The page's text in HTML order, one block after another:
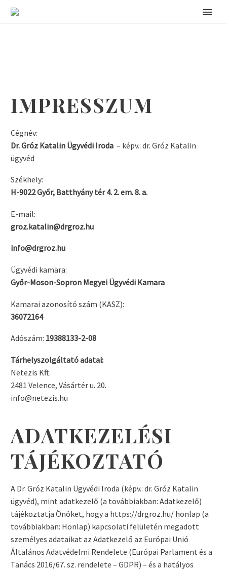
IMPRESSZUM
Cégnév:
Dr. Gróz Katalin Ügyvédi Iroda – képv.: dr. Gróz Katalin
ügyvéd
Székhely:
H-9022 Győr, Batthyány tér 4. 2. em. 8. a.
E-mail:
groz.katalin@drgroz.hu
info@drgroz.hu
Ügyvédi kamara:
Győr-Moson-Sopron Megyei Ügyvédi Kamara
Kamarai azonosító szám (KASZ):
36072164
Adószám: 19388133-2-08
Tárhelyszolgáltató adatai:
Netezis Kft.
2481 Velence, Vásártér u. 20.
info@netezis.hu
ADATKEZELÉSI
TÁJÉKOZTATÓ
A Dr. Gróz Katalin Ügyvédi Iroda (képv.: dr. Gróz Katalin
ügyvéd), mint adatkezelő (a továbbiakban: Adatkezelő)
tájékoztatja Önöket, hogy a https://drgroz.hu/ honlap (a
továbbiakban: Honlap) kapcsolati felületén megadott
személyes adataikat az Adatkezelő az Európai Unió
Általános Adatvédelmi Rendelete (Európai Parlament és a
Tanács 2016/67. sz. rendelete – GDPR) – és a hatályos